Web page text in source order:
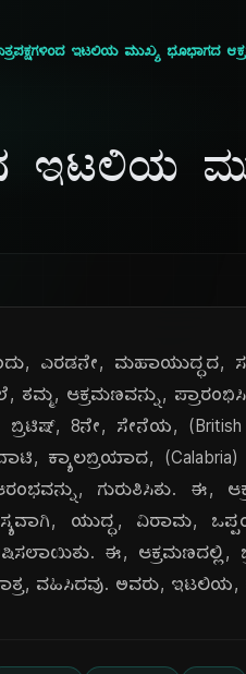
ಇಟಲಿಯ ಮುಖ್ಯ ಭೂಭಾಗದ
ಇಟಲಿಯ
ಎರಡನೇ, ಮಹಾಯುದ್ಧದ,
ತಮ್ಮ, ಆಕ್ರಮಣವನ್ನು,
ಬ್ರಿಟಿಷ್, 8ನೇ, ಸೇನೆಯ,
ದಾಟಿ, ಕ್ಯಾಲಬ್ರಿಯಾದ,
ಆರಂಭವನ್ನು, ಗುರುತಿಸಿತು.
ಯುದ್ಧ, ವಿರಾಮ,
ಈ, ಆಕ್ರಮಣದಲ್ಲಿ,
ವಹಿಸಿದವು. ಅವರು,